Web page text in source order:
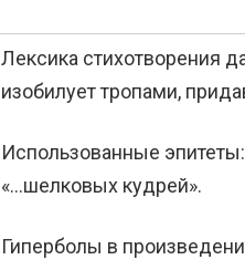
Лексика стихотворения
изобилует тропами,
Использованные
«…шелковых кудрей».
Гиперболы в